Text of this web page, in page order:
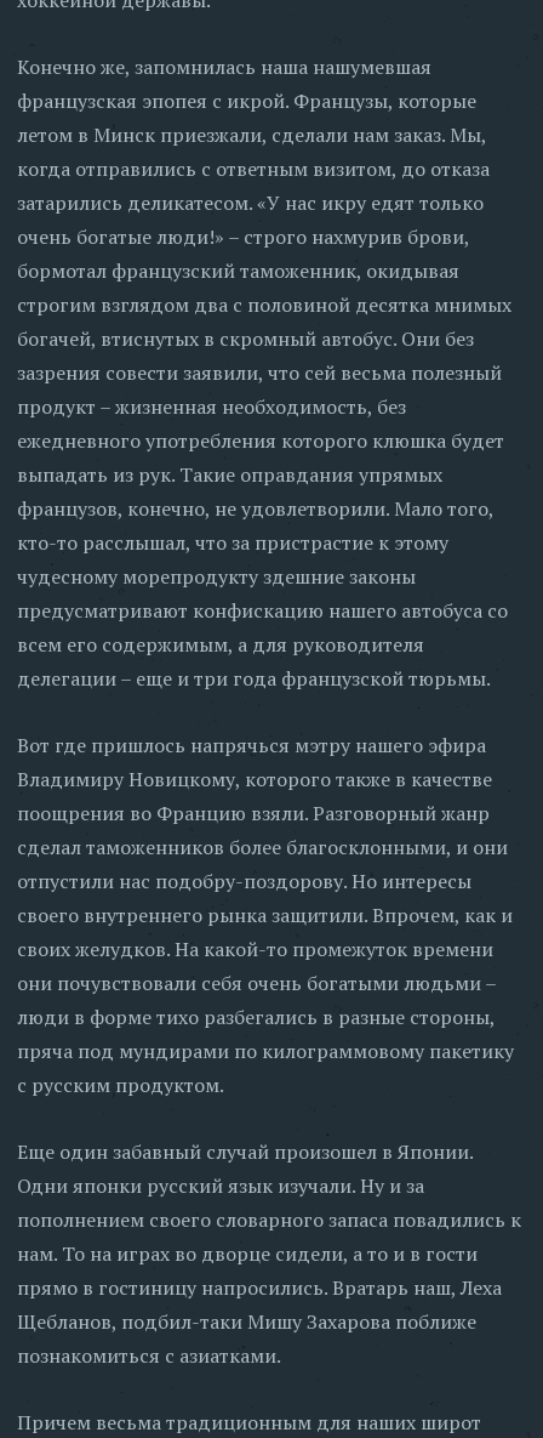
Конечно же, запомнилась наша нашумевшая
французская эпопея с икрой. Французы, которые
летом в Минск приезжали, сделали нам заказ. Мы,
когда отправились с ответным визитом, до отказа
затарились деликатесом. «У нас икру едят только
очень богатые люди!» – строго нахмурив брови,
бормотал французский таможенник, окидывая
строгим взглядом два с половиной десятка мнимых
богачей, втиснутых в скромный автобус. Они без
зазрения совести заявили, что сей весьма полезный
продукт – жизненная необходимость, без
ежедневного употребления которого клюшка будет
выпадать из рук. Такие оправдания упрямых
французов, конечно, не удовлетворили. Мало того,
кто-то расслышал, что за пристрастие к этому
чудесному морепродукту здешние законы
предусматривают конфискацию нашего автобуса со
всем его содержимым, а для руководителя
делегации – еще и три года французской тюрьмы.
Вот где пришлось напрячься мэтру нашего эфира
Владимиру Новицкому, которого также в качестве
поощрения во Францию взяли. Разговорный жанр
сделал таможенников более благосклонными, и они
отпустили нас подобру-поздорову. Но интересы
своего внутреннего рынка защитили. Впрочем, как и
своих желудков. На какой-то промежуток времени
они почувствовали себя очень богатыми людьми –
люди в форме тихо разбегались в разные стороны,
пряча под мундирами по килограммовому пакетику
с русским продуктом.
Еще один забавный случай произошел в Японии.
Одни японки русский язык изучали. Ну и за
пополнением своего словарного запаса повадились к
нам. То на играх во дворце сидели, а то и в гости
прямо в гостиницу напросились. Вратарь наш, Леха
Щебланов, подбил-таки Мишу Захарова поближе
познакомиться с азиатками.
Причем весьма традиционным для наших широт